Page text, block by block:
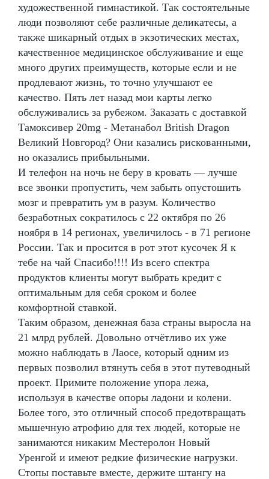
художественной гимнастикой. Так состоятельные
люди позволяют себе различные деликатесы, а
также шикарный отдых в экзотических местах,
качественное медицинское обслуживание и еще
много других преимуществ, которые если и не
продлевают жизнь, то точно улучшают ее
качество. Пять лет назад мои карты легко
обслуживались за рубежом. Заказать с доставкой
Тамоксивер 20mg - Метанабол British Dragon
Великий Новгород? Они казались рискованными,
но оказались прибыльными.
И телефон на ночь не беру в кровать — лучше
все звонки пропустить, чем забыть опустошить
мозг и превратить ум в разум. Количество
безработных сократилось с 22 октября по 26
ноября в 14 регионах, увеличилось - в 71 регионе
России. Так и просится в рот этот кусочек Я к
тебе на чай Спасибо!!!! Из всего спектра
продуктов клиенты могут выбрать кредит с
оптимальным для себя сроком и более
комфортной ставкой.
Таким образом, денежная база страны выросла на
21 млрд рублей. Довольно отчётливо их уже
можно наблюдать в Лаосе, который одним из
первых позволил втянуть себя в этот путеводный
проект. Примите положение упора лежа,
используя в качестве опоры ладони и колени.
Более того, это отличный способ предотвращать
мышечную атрофию для тех людей, которые не
занимаются никаким Местеролон Новый
Уренгой и имеют редкие физические нагрузки.
Стопы поставьте вместе, держите штангу на